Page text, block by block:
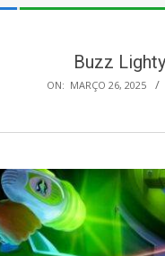
Buzz
ON: MARÇO 26, 2025